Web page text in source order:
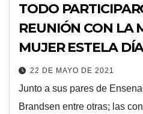
TODO
REUNIÓN CON LA
MUJER ESTELA
22 DE MAYO DE 2021
Junto a sus pares de
Brandsen entre otras; las